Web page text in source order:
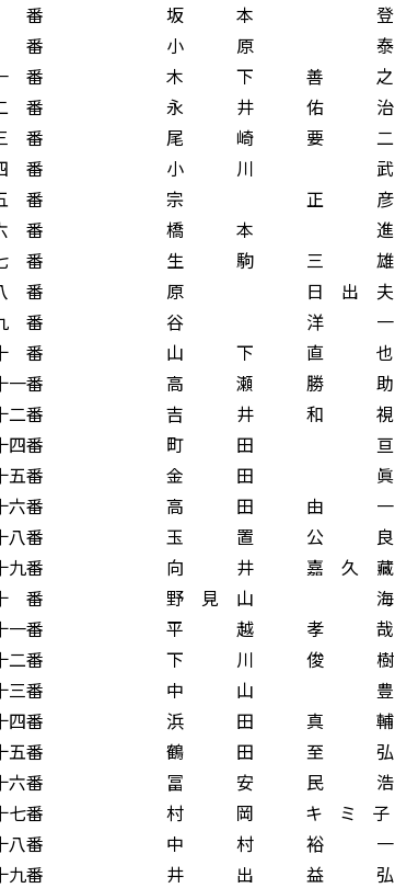
坂 本 登
小 原 泰
番 木 下 善 之
番 永 井 佑 治
番 尾 崎 要 二
番 小 川 武
番 宗 正 彦
番 橋 本 進
番 生 駒 三 雄
番 原 日 出 夫
番 谷 洋 一
番 山 下 直 也
一番 高 瀬 勝 助
二番 吉 井 和 視
四番 町 田 亘
五番 金 田 眞
六番 高 田 由 一
八番 玉 置 公 良
番 向 井 嘉 久 藏
番 野 見 山 海
一番 平 越 孝 哉
二番 下 川 俊 樹
三番 中 山 豊
四番 浜 田 真 輔
五番 鶴 田 至 弘
六番 冨 安 民 浩
番 村 岡 キ ミ 子
八番 中 村 裕 一
九番 井 出 益 弘